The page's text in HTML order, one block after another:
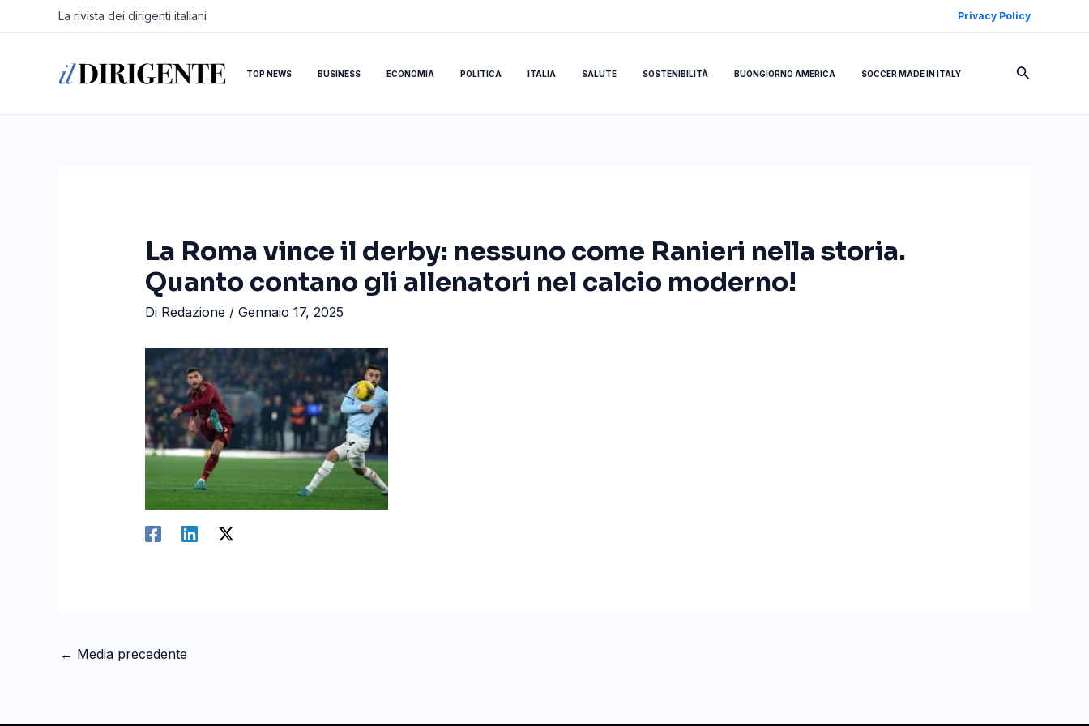
La rivista dei dirigenti italiani Privacy Policy
TOP NEWS BUSINESS ECONOMIA POLITICA ITALIA SALUTE SOSTENIBILITÀ BUONGIORNO AMERICA SOCCER MADE IN ITALY Cerca
La Roma vince il derby: nessuno come Ranieri nella storia.
Quanto contano gli allenatori nel calcio moderno!
Di Redazione / Gennaio 17, 2025
Navigazione
← Media precedente